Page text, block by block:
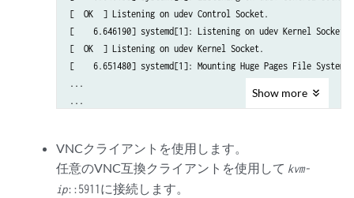
      <target type='virtio' name='org.qemu.guest_agent.0'/>
<address type='virtio-serial' controller='0' bus='0'
    </channel>
    <input type='keyboard' bus='ps2'/>
    <!--
KVM can also allocate dynamic port by setting port='' and
    -->
<graphics type='vnc' port='5911' autoport='no'
[  OK  ] Listening on udev Control Socket.
[    6.646190] systemd[1]: Listening on udev Kernel Socket.
[  OK  ] Listening on udev Kernel Socket.
[    6.651480] systemd[1]: Mounting Huge Pages File
...
...
[  OK  ] Reached target Graphical Interface.
         Starting Record Runlevel Change in UTMP...
[  OK  ] Finished Record Runlevel Change in UTMP.
Show more
VNCクライアントを使用します。
任意のVNC互換クライアントを使用して kvm-
ip::5911に接続します。